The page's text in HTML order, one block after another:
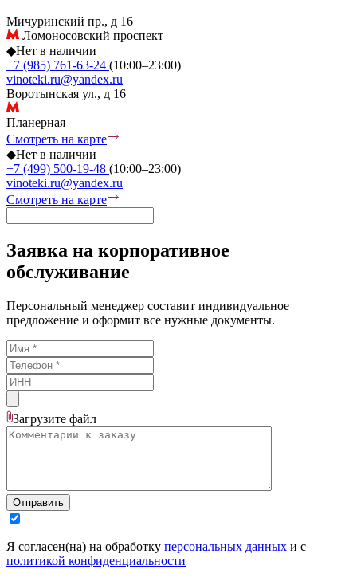
Мичуринский пр., д 16
Ломоносовский проспект
◆Нет в наличии
+7 (985) 761-63-24 (10:00–23:00)
vinoteki.ru@yandex.ru
Воротынская ул., д 16
Планерная
Смотреть на карте
◆Нет в наличии
+7 (499) 500-19-48 (10:00–23:00)
vinoteki.ru@yandex.ru
Смотреть на карте
Заявка на корпоративное
обслуживание
Персональный менеджер составит индивидуальное
предложение и оформит все нужные документы.
Загрузите файл
Отправить
Я согласен(на) на обработку персональных данных и с
политикой конфиденциальности